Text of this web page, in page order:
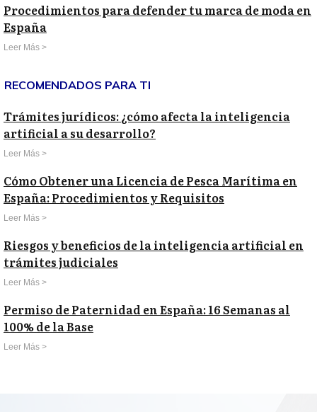
Procedimientos para defender tu marca de moda en
España
Leer Más >
RECOMENDADOS PARA TI
Trámites jurídicos: ¿cómo afecta la inteligencia
artificial a su desarrollo?
Leer Más >
Cómo Obtener una Licencia de Pesca Marítima en
España: Procedimientos y Requisitos
Leer Más >
Riesgos y beneficios de la inteligencia artificial en
trámites judiciales
Leer Más >
Permiso de Paternidad en España: 16 Semanas al
100% de la Base
Leer Más >